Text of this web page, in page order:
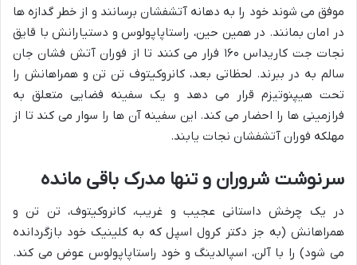
موفق می شوند خود را به دهانه آتشفشان برسانند و از خطر گدازه ها
در امان بمانند. در همین حین، راستاپاپولوس و دستیارانش با قایق
نجات جت کاریداس ۱۶۰ فرار می کنند تا از فوران آتش فشان جان
سالم به در ببرند. لحظاتی بعد، کانروکیتوف تن تن و همراهانش را
تحت هیپنوتیزم قرار می دهد و یک سفینه فضایی متعلق به
فرازمینی ها را احضار می کند. این سفینه آن ها را سوار می کند تا از
مهلکه فوران آتشفشان نجات یابند.
سرنوشت شروران و تنها مدرک باقی مانده
در یک چرخش داستانی عجیب و غریب، کانروکیتوف، تن تن و
همراهانش (به جز دکتر کرول اسپل که به کلینیک خود بازگردانده
می شود) را با آلن، اسپالدینگ و خود راستاپاپولوس عوض می کند.